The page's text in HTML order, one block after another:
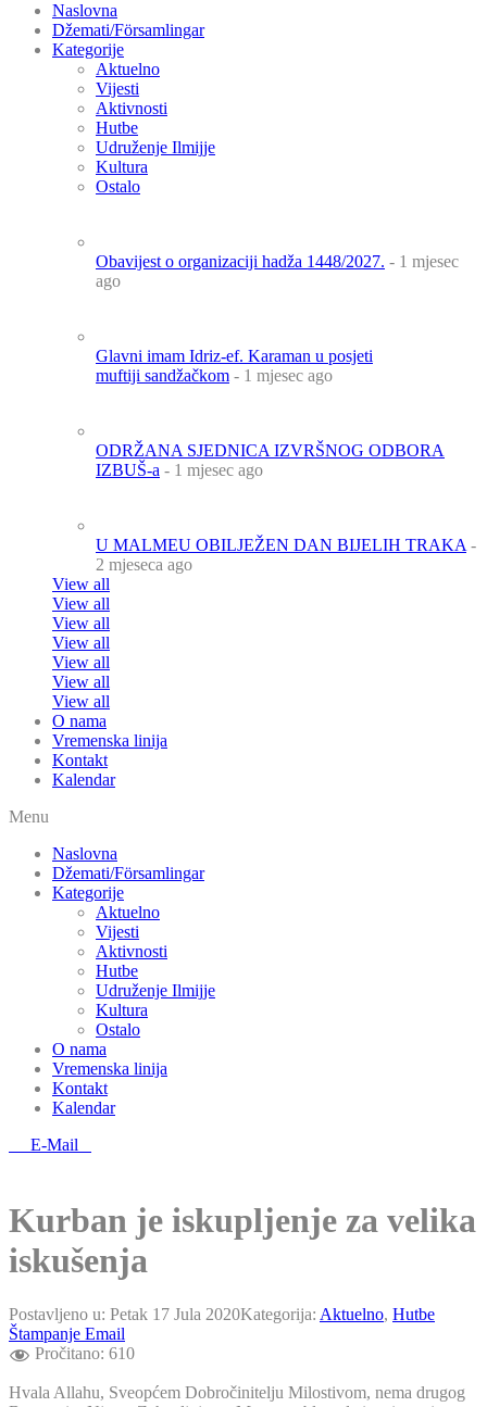
Naslovna
Džemati/Församlingar
Kategorije
Aktuelno
Vijesti
Aktivnosti
Hutbe
Udruženje Ilmijje
Kultura
Ostalo
Obavijest o organizaciji hadža 1448/2027. - 1 mjesec
ago
Glavni imam Idriz-ef. Karaman u posjeti
muftiji sandžačkom - 1 mjesec ago
ODRŽANA SJEDNICA IZVRŠNOG ODBORA
IZBUŠ-a - 1 mjesec ago
U MALMEU OBILJEŽEN DAN BIJELIH TRAKA -
2 mjeseca ago
View all
View all
View all
View all
View all
View all
View all
O nama
Vremenska linija
Kontakt
Kalendar
Menu
Naslovna
Džemati/Församlingar
Kategorije
Aktuelno
Vijesti
Aktivnosti
Hutbe
Udruženje Ilmijje
Kultura
Ostalo
O nama
Vremenska linija
Kontakt
Kalendar
E-Mail
Kurban je iskupljenje za velika
iskušenja
Postavljeno u: Petak 17 Jula 2020Kategorija: Aktuelno, Hutbe
Štampanje Email
Pročitano: 610
Hvala Allahu, Sveopćem Dobročinitelju Milostivom, nema drugog